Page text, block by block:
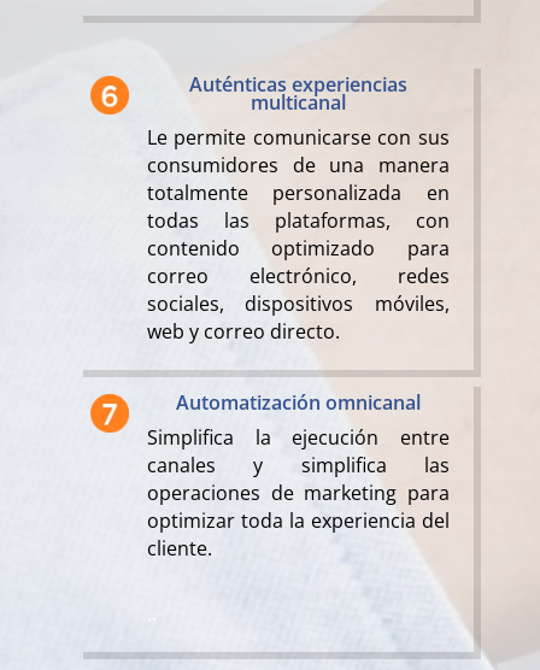
Auténticas experiencias
multicanal
Le permite comunicarse con sus
consumidores de una manera
totalmente personalizada en
todas las plataformas, con
contenido optimizado para
correo electrónico, redes
sociales, dispositivos móviles,
web y correo directo.
Automatización omnicanal
Simplifica la ejecución entre
canales y simplifica las
operaciones de marketing para
optimizar toda la experiencia del
cliente.